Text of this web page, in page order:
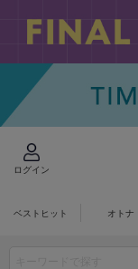
ログイン
ベストヒット オトナ